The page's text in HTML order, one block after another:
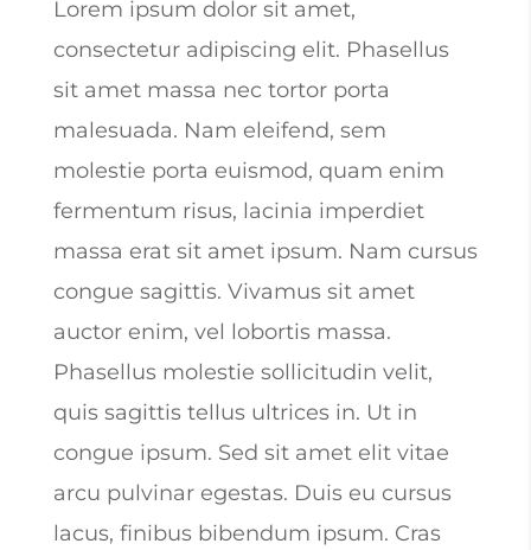
Lorem ipsum dolor sit amet,
consectetur adipiscing elit. Phasellus
sit amet massa nec tortor porta
malesuada. Nam eleifend, sem
molestie porta euismod, quam enim
fermentum risus, lacinia imperdiet
massa erat sit amet ipsum. Nam cursus
congue sagittis. Vivamus sit amet
auctor enim, vel lobortis massa.
Phasellus molestie sollicitudin velit,
quis sagittis tellus ultrices in. Ut in
congue ipsum. Sed sit amet elit vitae
arcu pulvinar egestas. Duis eu cursus
lacus, finibus bibendum ipsum. Cras